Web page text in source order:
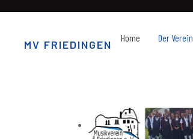
MV FRIEDINGEN
Home Der Verein